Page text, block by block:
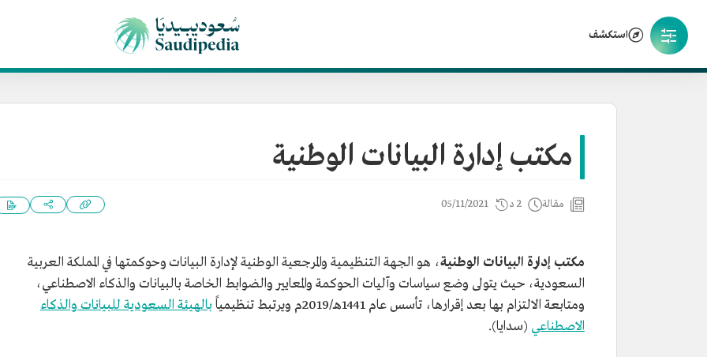
استكشف
مكتب إدارة البيانات الوطنية
مقالة 2 د 05/11/2021
مكتب إدارة البيانات الوطنية، هو الجهة التنظيمية والمرجعية الوطنية لإدارة البيانات وحوكمتها في المملكة العربية
السعودية، حيث يتولى وضع سياسات وآليات الحوكمة والمعايير والضوابط الخاصة بالبيانات والذكاء الاصطناعي،
ومتابعة الالتزام بها بعد إقرارها، تأسس عام 1441هـ/2019م ويرتبط تنظيمياً
بالهيئة السعودية للبيانات والذكاء
الاصطناعي (سدايا).